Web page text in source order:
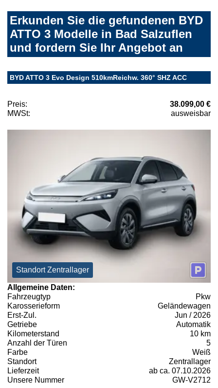
Erkunden Sie die gefundenen BYD
ATTO 3 Modelle in Bad Salzuflen
und fordern Sie Ihr Angebot an
BYD ATTO 3 Evo Design 510kmReichw. 360° SHZ ACC
Preis:
38.099,00 €
MWSt:
ausweisbar
Standort Zentrallager
Allgemeine Daten:
Fahrzeugtyp
Pkw
Karosserieform
Geländewagen
Erst-Zul.
Jun / 2026
Getriebe
Automatik
Kilometerstand
10 km
Anzahl der Türen
5
Farbe
Weiß
Standort
Zentrallager
Lieferzeit
ab ca. 07.10.2026
Unsere Nummer
GW-V2712